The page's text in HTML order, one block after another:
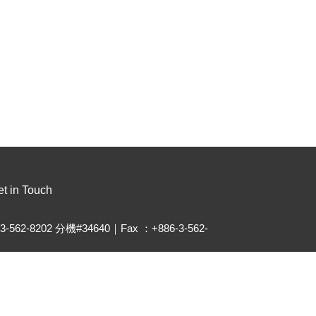
in Touch
562-8202 分機#34640｜Fax ：+886-3-562-